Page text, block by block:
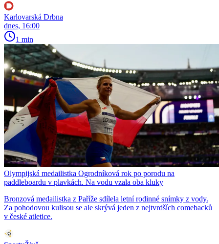
Karlovarská Drbna
dnes, 16:00
1 min
Olympijská medailistka Ogrodníková rok po porodu na
paddleboardu v plavkách. Na vodu vzala oba kluky
Bronzová medailistka z Paříže sdílela letní rodinné snímky z vody.
Za pohodovou kulisou se ale skrývá jeden z nejtvrdších comebacků
v české atletice.